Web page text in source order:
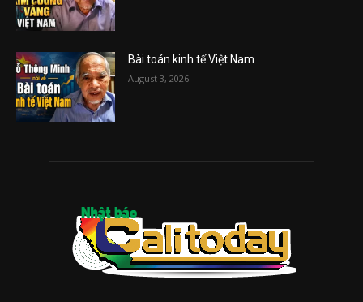
Bài toán kinh tế Việt Nam
August 3, 2026